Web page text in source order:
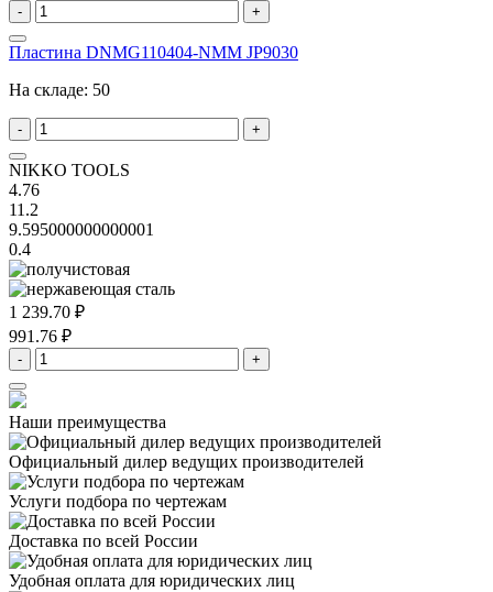
- +
Пластина DNMG110404-NMM JP9030
На складе: 50
- +
NIKKO TOOLS
4.76
11.2
9.595000000000001
0.4
1 239.70 ₽
991.76 ₽
- +
Наши преимущества
Официальный дилер ведущих производителей
Услуги подбора по чертежам
Доставка по всей России
Удобная оплата для юридических лиц